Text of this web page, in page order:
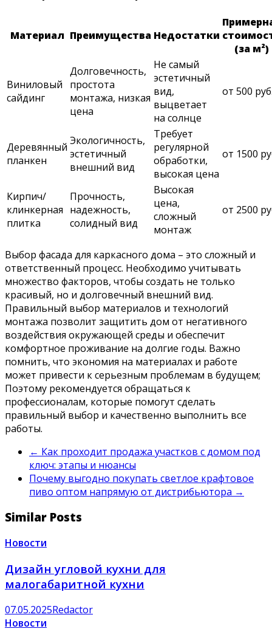
Материал Преимущества Недостатки
(за м²)
Виниловый
сайдинг
Долговечность,
простота
монтажа, низкая
цена
Не самый
эстетичный
вид,
выцветает
на солнце
от 500
Деревянный
планкен
Экологичность,
эстетичный
внешний вид
Требует
регулярной
обработки,
высокая цена
от 1500
Кирпич/
клинкерная
плитка
Прочность,
надежность,
солидный вид
Высокая
цена,
сложный
монтаж
от 2500
Выбор фасада для каркасного дома – это сложный и
ответственный процесс. Необходимо учитывать
множество факторов, чтобы создать не только
красивый, но и долговечный внешний вид.
Правильный выбор материалов и технологий
монтажа позволит защитить дом от негативного
воздействия окружающей среды и обеспечит
комфортное проживание на долгие годы. Важно
помнить, что экономия на материалах и работе
может привести к серьезным проблемам в будущем;
Поэтому рекомендуется обращаться к
профессионалам, которые помогут сделать
правильный выбор и качественно выполнить все
работы.
← Как проходит продажа участков с домом под
ключ: этапы и нюансы
Почему выгодно покупать светлое крафтовое
пиво оптом напрямую от дистрибьютора →
Similar Posts
Новости
Дизайн угловой кухни для
малогабаритной кухни
07.05.2025Redactor
Новости